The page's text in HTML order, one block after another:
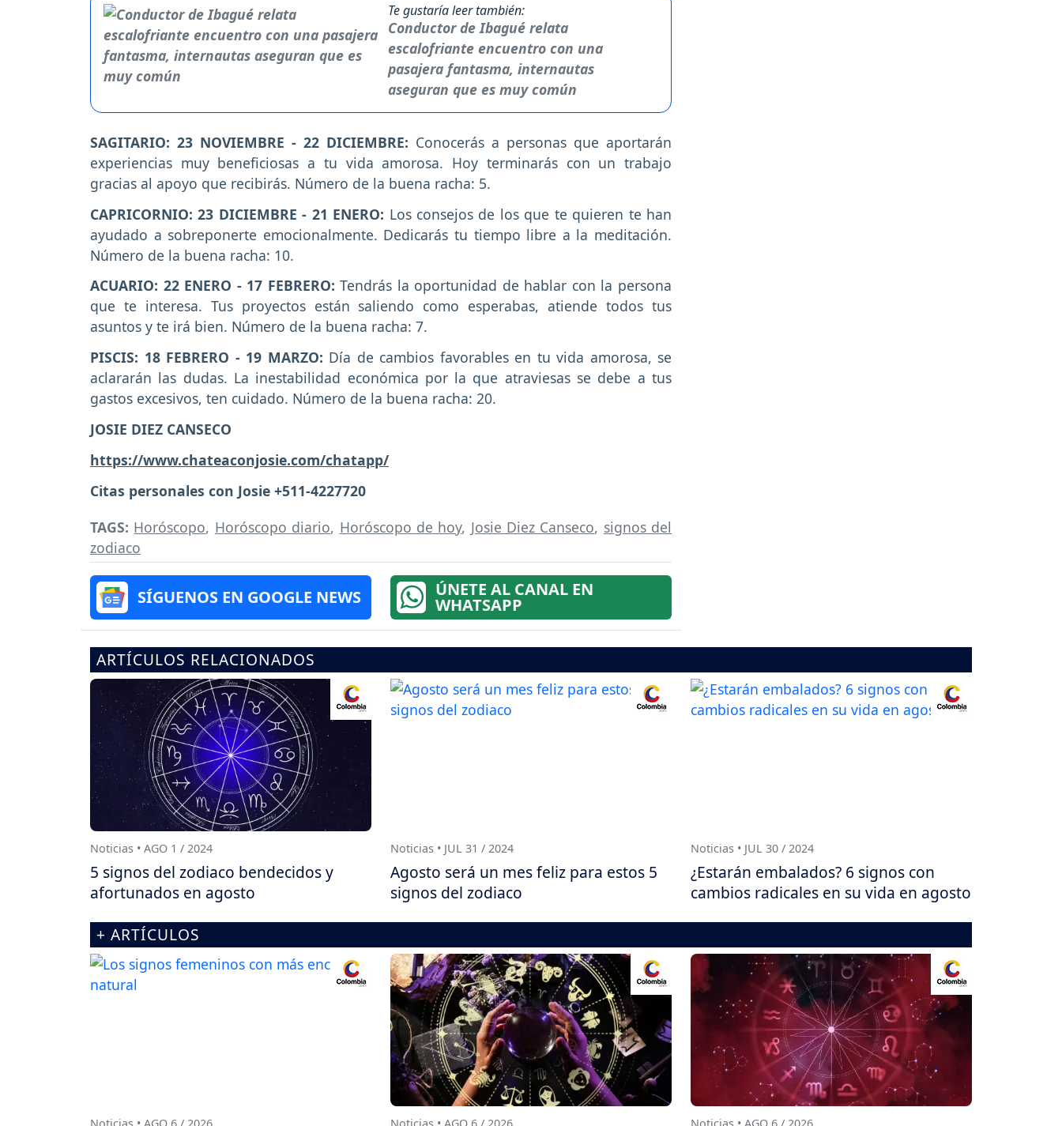
Te gustaría leer también:
Conductor de Ibagué relata
escalofriante encuentro con una
pasajera fantasma, internautas
aseguran que es muy común
SAGITARIO: 23 NOVIEMBRE - 22 DICIEMBRE: Conocerás a personas que aportarán
experiencias muy beneficiosas a tu vida amorosa. Hoy terminarás con un trabajo
gracias al apoyo que recibirás. Número de la buena racha: 5.
CAPRICORNIO: 23 DICIEMBRE - 21 ENERO: Los consejos de los que te quieren te han
ayudado a sobreponerte emocionalmente. Dedicarás tu tiempo libre a la meditación.
Número de la buena racha: 10.
ACUARIO: 22 ENERO - 17 FEBRERO:Tendrás la oportunidad de hablar con la persona
que te interesa. Tus proyectos están saliendo como esperabas, atiende todos tus
asuntos y te irá bien. Número de la buena racha: 7.
PISCIS: 18 FEBRERO - 19 MARZO: Día de cambios favorables en tu vida amorosa, se
aclararán las dudas. La inestabilidad económica por la que atraviesas se debe a tus
gastos excesivos, ten cuidado. Número de la buena racha: 20.
JOSIE DIEZ CANSECO
https://www.chateaconjosie.com/chatapp/
Citas personales con Josie +511-4227720
TAGS: Horóscopo, Horóscopo diario, Horóscopo de hoy, Josie Diez Canseco, signos del
zodiaco
SÍGUENOS EN GOOGLE NEWS ÚNETE AL CANAL EN
WHATSAPP
ARTÍCULOS RELACIONADOS
Noticias • AGO 1 / 2024
5 signos del zodiaco bendecidos y
afortunados en agosto
Noticias • JUL 31 / 2024
Agosto será un mes feliz para estos 5
signos del zodiaco
Noticias • JUL 30 / 2024
¿Estarán embalados? 6 signos con
cambios radicales en su vida en agosto
+ ARTÍCULOS
Noticias • AGO 6 / 2026 Noticias • AGO 6 / 2026 Noticias • AGO 6 / 2026